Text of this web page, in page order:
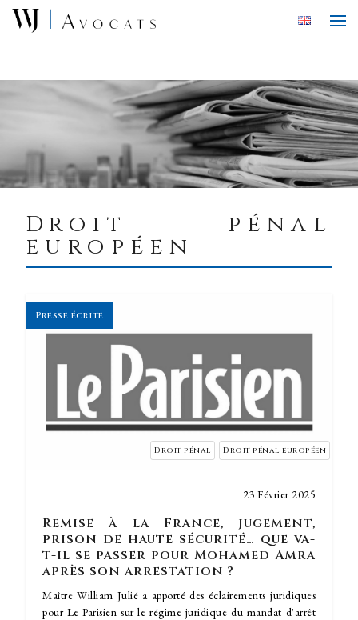
Skip to main content
Droit pénal
européen
Presse écrite
Droit pénal Droit pénal européen
23 Février 2025
Remise à la France, jugement,
prison de haute sécurité… que va-
t-il se passer pour Mohamed Amra
après son arrestation ?
Maître William Julié a apporté des éclairements juridiques
pour Le Parisien sur le régime juridique du mandat d'arrêt